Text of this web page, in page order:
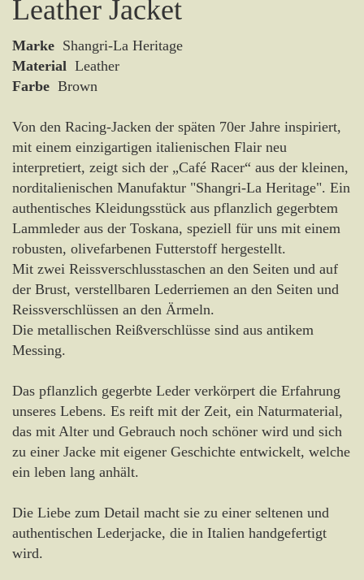
Leather Jacket
Marke Shangri-La Heritage
Material Leather
Farbe Brown
Von den Racing-Jacken der späten 70er Jahre inspiriert,
mit einem einzigartigen italienischen Flair neu
interpretiert, zeigt sich der „Café Racer“ aus der kleinen,
norditalienischen Manufaktur "Shangri-La Heritage". Ein
authentisches Kleidungsstück aus pflanzlich gegerbtem
Lammleder aus der Toskana, speziell für uns mit einem
robusten, olivefarbenen Futterstoff hergestellt.
Mit zwei Reissverschlusstaschen an den Seiten und auf
der Brust, verstellbaren Lederriemen an den Seiten und
Reissverschlüssen an den Ärmeln.
Die metallischen Reißverschlüsse sind aus antikem
Messing.
Das pflanzlich gegerbte Leder verkörpert die Erfahrung
unseres Lebens. Es reift mit der Zeit, ein Naturmaterial,
das mit Alter und Gebrauch noch schöner wird und sich
zu einer Jacke mit eigener Geschichte entwickelt, welche
ein leben lang anhält.
Die Liebe zum Detail macht sie zu einer seltenen und
authentischen Lederjacke, die in Italien handgefertigt
wird.